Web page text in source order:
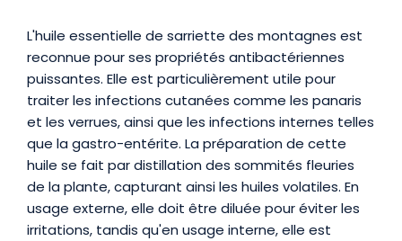
Présentation
L'huile essentielle de sarriette des montagnes est
reconnue pour ses propriétés antibactériennes
puissantes. Elle est particulièrement utile pour
traiter les infections cutanées comme les panaris
et les verrues, ainsi que les infections internes telles
que la gastro-entérite. La préparation de cette
huile se fait par distillation des sommités fleuries
de la plante, capturant ainsi les huiles volatiles. En
usage externe, elle doit être diluée pour éviter les
irritations, tandis qu'en usage interne, elle est